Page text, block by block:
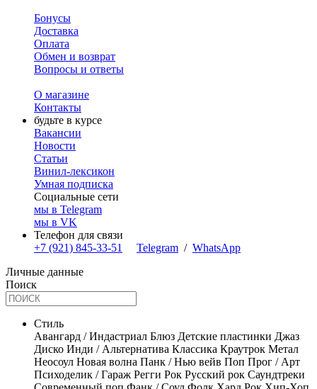
Бонусы
Доставка
Оплата
Обмен и возврат
Вопросы и ответы
О магазине
Контакты
будьте в курсе
Вакансии
Новости
Статьи
Винил-лексикон
Умная подписка
Социальные сети
мы в Telegram
мы в VK
Телефон для связи
+7 (921) 845-33-51
Telegram / WhatsApp
Личные данные
Поиск
Стиль
Авангард / Индастриал Блюз Детские пластинки Джаз
Диско Инди / Альтернатива Классика Краутрок Метал
Неосоул Новая волна Панк / Нью вейв Поп Прог / Арт
Психоделик / Гараж Регги Рок Русский рок Саундтреки